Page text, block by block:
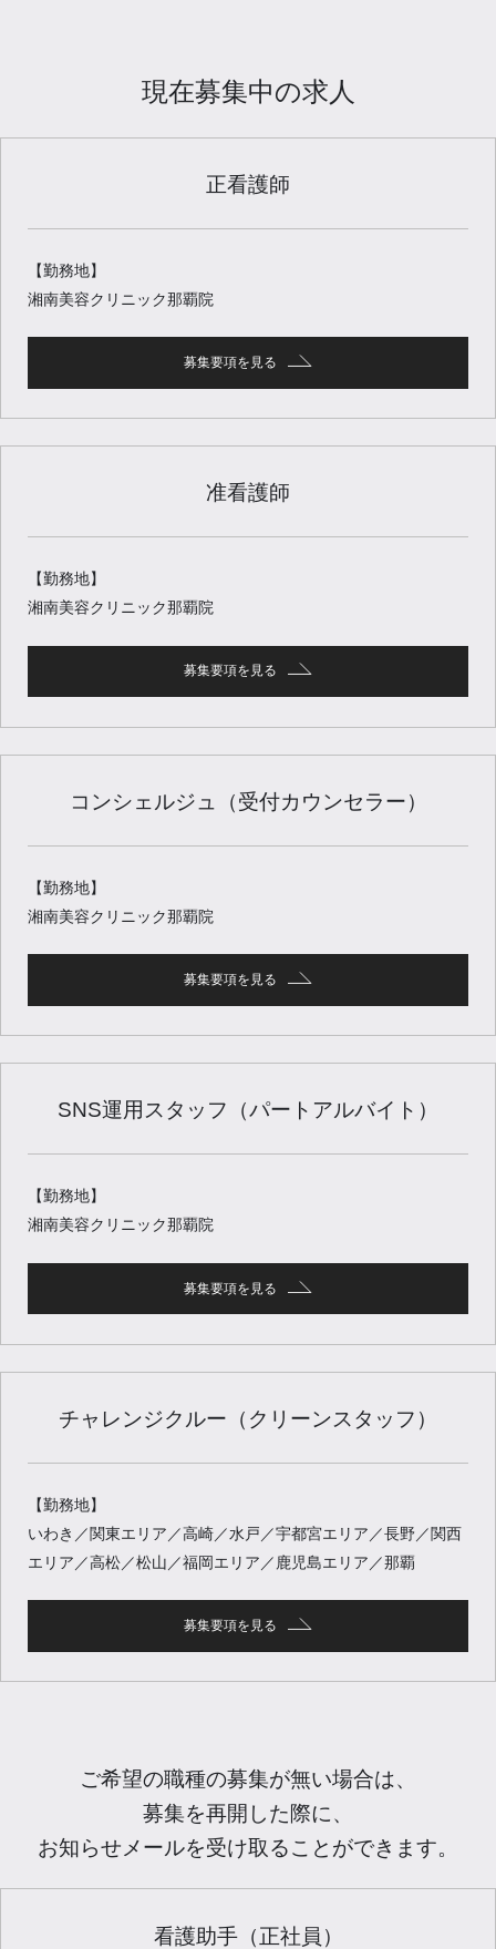
現在募集中の求人
正看護師
【勤務地】
湘南美容クリニック那覇院
募集要項を見る
准看護師
【勤務地】
湘南美容クリニック那覇院
募集要項を見る
コンシェルジュ（受付カウンセラー）
【勤務地】
湘南美容クリニック那覇院
募集要項を見る
SNS運用スタッフ（パートアルバイト）
【勤務地】
湘南美容クリニック那覇院
募集要項を見る
チャレンジクルー（クリーンスタッフ）
【勤務地】
いわき／関東エリア／高崎／水戸／宇都宮エリア／長野／関西
エリア／高松／松山／福岡エリア／鹿児島エリア／那覇
募集要項を見る
ご希望の職種の募集が無い場合は、
募集を再開した際に、
お知らせメールを受け取ることができます。
看護助手（正社員）